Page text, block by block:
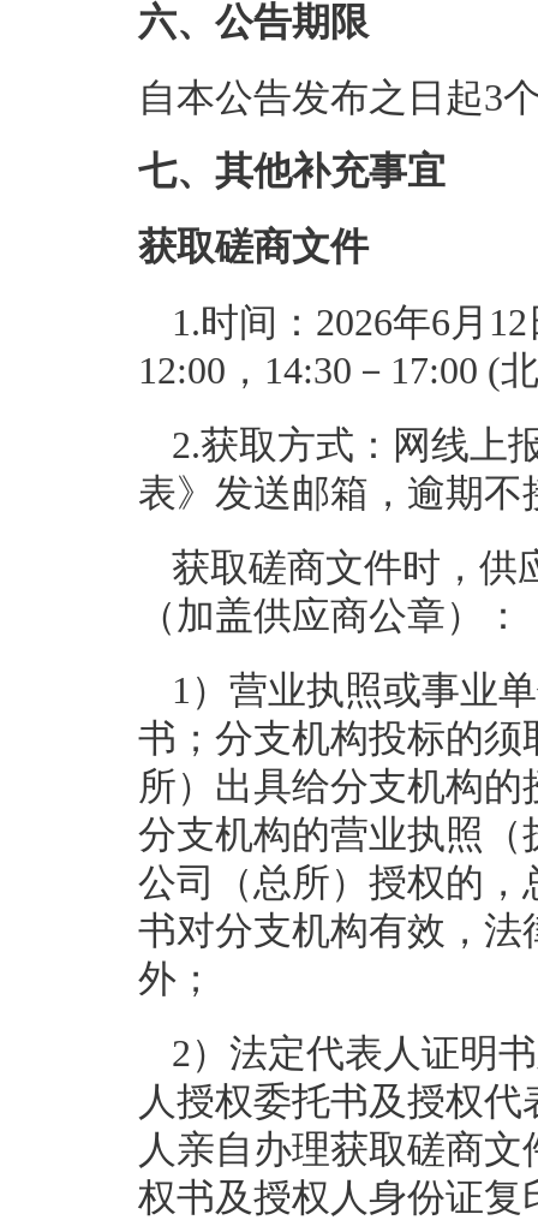
六、公告期限
自本公告发布之日起3
七、其他补充事宜
获取磋商文件
1.时间：2026年6月
12:00，14:30－17:00 (
2.获取方式：网线上
表》发送邮箱，逾期不
获取磋商文件时，供
（加盖供应商公章）：
1）营业执照或事业
书；分支机构投标的
所）出具给分支机构
分支机构的营业执照
公司（总所）授权的
书对分支机构有效，
外；
2）法定代表人证明
人授权委托书及授权
人亲自办理获取磋商
权书及授权人身份证复